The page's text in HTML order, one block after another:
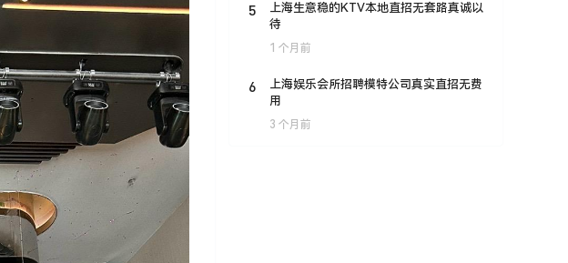
5
上海生意稳的KTV本地直招无套路真诚以
待
1 个月前
6
上海娱乐会所招聘模特公司真实直招无费
用
3 个月前